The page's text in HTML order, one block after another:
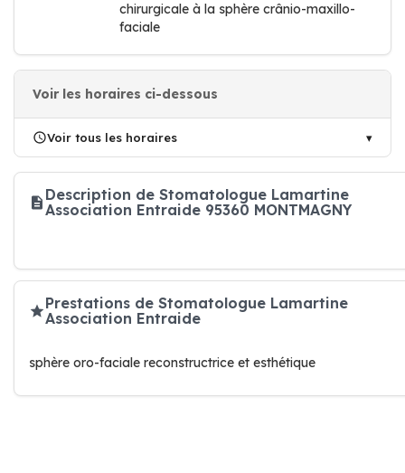
chirurgicale à la sphère crânio-maxillo-
faciale
Voir les horaires ci-dessous
Voir tous les horaires
Description de Stomatologue Lamartine
Association Entraide 95360 MONTMAGNY
Prestations de Stomatologue Lamartine
Association Entraide
sphère oro-faciale reconstructrice et esthétique